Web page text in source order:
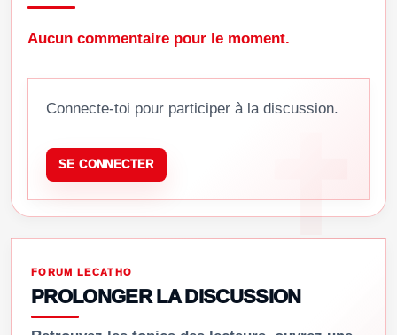
Aucun commentaire pour le moment.
Connecte-toi pour participer à la discussion.
SE CONNECTER
FORUM LECATHO
PROLONGER LA DISCUSSION